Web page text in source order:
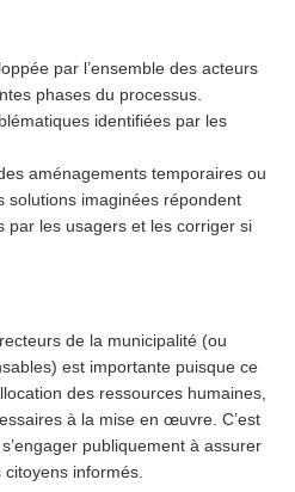
par l’ensemble des acteurs
phases du processus.
identifiées par les
aménagements temporaires ou
solutions imaginées répondent
par les usagers et les corriger si
de la municipalité (ou
est importante puisque ce
des ressources humaines,
à la mise en œuvre. C’est
publiquement à assurer
informés.